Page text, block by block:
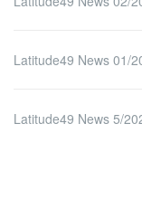
Latitude49 News 01/
Latitude49 News 5/